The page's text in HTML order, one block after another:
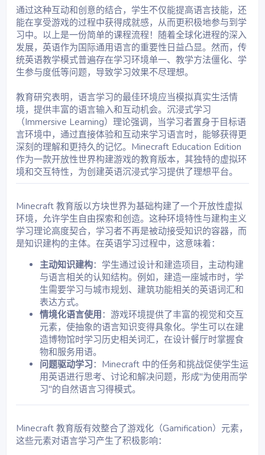
练习，如通过小游戏或问答的形式加深学生对该语法时态
的掌握。
确保学生能够顺利使用游戏中的材料，并为学生提供必要
的辅助材料和指导，帮助他们更好地完成每项任务。
指导思想：
通过互动式游戏和创意写作练习，学生不仅能够加深对语法的理
解，还能通过实际操作提高语言应用的能力。游戏提供了一个活
的知识，增强学习的兴趣和动力。
学生活动：
第一项任务：
学生将回答一个谜语，谜语的答案会涉及过去的动作或事
件，这为学生提供了一个轻松的开场，激发他们的思考。
教师可以指导学生注意使用过去简单时态的回答。
示例谜语：
I went to the store yesterday. What did I do?
第二项任务：
学生将打开一个箱子，箱子中包含关于过去简单时的学习
材料。箱子内容可以包括过去简单时的动词变化表、常见
的时间词（如yesterday, last week, two days ago等）以
及例句。通过这个活动，学生可以更加直观地接触到相关
第三项任务：
学生将单击链接并玩一个Minecraft主题的游戏，游戏中将
涉及到过去发生的事件或任务。例如，学生可能需要回答
与游戏情节相关的过去时态问题，或者描述游戏中的动
作，如"我昨天在游戏中发现了一个宝藏"。通过与游戏的
结合，学生能够更轻松地理解和记忆语法点。
第四项任务：
学生将根据他们在游戏中所经历的事件，写一篇短篇小
说。在小说中，学生将需要使用过去简单时态来描述他们
的冒险或游戏中的经历。这个任务可以让学生通过实际创
作来巩固语法知识，并提升他们的写作技能。
示例短篇小说开头：
Yesterday, I went on an adventure in Minecraft. I
found a secret door in the forest and opened it.
excited that I didn’t notice the creeper behind me.
课堂预期：
通过这种互动和创意的结合，学生不仅能提高语言技能，还
能在享受游戏的过程中获得成就感，从而更积极地参与到学
习中。以上是一份简单的课程流程！随着全球化进程的深入
发展，英语作为国际通用语言的重要性日益凸显。然而，传
统英语教学模式普遍存在学习环境单一、教学方法僵化、学
生参与度低等问题，导致学习效果不尽理想。
教育研究表明，语言学习的最佳环境应当模拟真实生活情
境，提供丰富的语言输入和互动机会。沉浸式学习
（Immersive Learning）理论强调，当学习者置身于目标语
言环境中，通过直接体验和互动来学习语言时，能够获得更
深刻的理解和更持久的记忆。Minecraft Education Edition
作为一款开放性世界构建游戏的教育版本，其独特的虚拟环
境和交互特性，为创建英语沉浸式学习提供了理想平台。
Minecraft 教育版以方块世界为基础构建了一个开放性虚拟
环境，允许学生自由探索和创造。这种环境特性与建构主义
学习理论高度契合，学习者不再是被动接受知识的容器，而
是知识建构的主体。在英语学习过程中，这意味着：
主动知识建构：学生通过设计和建造项目，主动构建
与语言相关的认知结构。例如，建造一座城市时，学
生需要学习与城市规划、建筑功能相关的英语词汇和
表达方式。
情境化语言使用 ：游戏环境提供了丰富的视觉和交互
元素，使抽象的语言知识变得具象化。学生可以在建
造博物馆时学习历史相关词汇，在设计餐厅时掌握食
物和服务用语。
问题驱动学习：Minecraft 中的任务和挑战促使学生运
用英语进行思考、讨论和解决问题，形成"为使用而学
习"的自然语言习得模式。
Minecraft 教育版有效整合了游戏化（Gamification）元素，
这些元素对语言学习产生了积极影响：